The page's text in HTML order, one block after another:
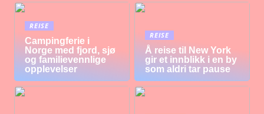
REISE
Campingferie i
Norge med fjord, sjø
og familievennlige
opplevelser
REISE
Å reise til New York
gir et innblikk i en by
som aldri tar pause